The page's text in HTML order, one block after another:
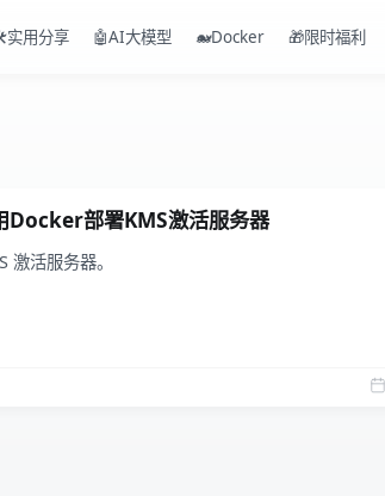
用分享 🤖AI大模型 🐋Docker 🎁限时福利
部署KMS激活服务器
活服务器。